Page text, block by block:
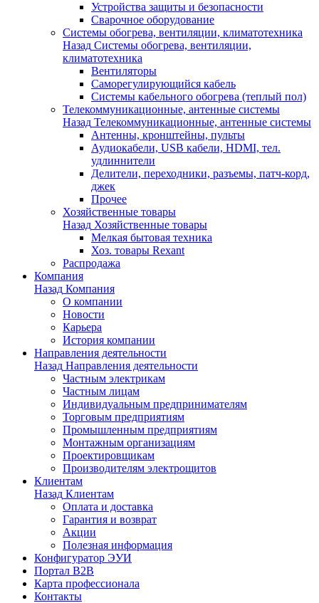
Устройства защиты и безопасности
Сварочное оборудование
Системы обогрева, вентиляции, климатотехника
Назад Системы обогрева, вентиляции,
климатотехника
Вентиляторы
Саморегулирующийся кабель
Системы кабельного обогрева (теплый пол)
Телекоммуникационные, антенные системы
Назад Телекоммуникационные, антенные системы
Антенны, кронштейны, пульты
Аудиокабели, USB кабели, HDMI, тел.
удлиннители
Делители, переходники, разъемы, патч-корд,
джек
Прочее
Хозяйственные товары
Назад Хозяйственные товары
Мелкая бытовая техника
Хоз. товары Rexant
Распродажа
Компания
Назад Компания
О компании
Новости
Карьера
История компании
Направления деятельности
Назад Направления деятельности
Частным электрикам
Частным лицам
Индивидуальным предпринимателям
Торговым предприятиям
Промышленным предприятиям
Монтажным организациям
Проектировщикам
Производителям электрощитов
Клиентам
Назад Клиентам
Оплата и доставка
Гарантия и возврат
Акции
Полезная информация
Конфигуратор ЭУИ
Портал B2B
Карта профессионала
Контакты